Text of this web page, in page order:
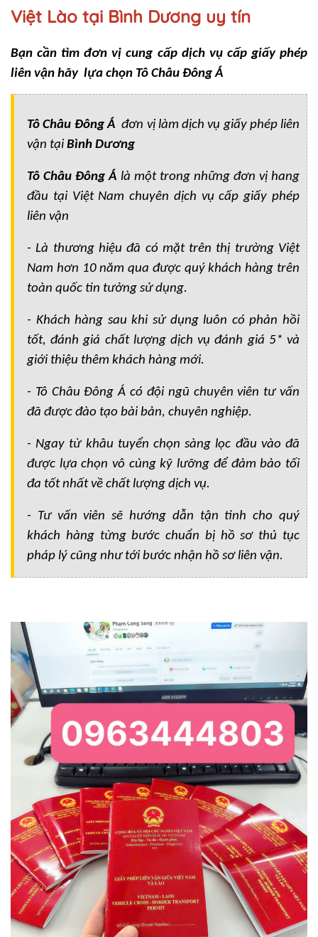
Việt Lào tại Bình Dương uy tín
Bạn cần tìm đơn vị cung cấp dịch vụ cấp giấy phép
liên vận hãy lựa chọn Tô Châu Đông Á
Tô Châu Đông Á đơn vị làm dịch vụ giấy phép liên
vận tại Bình Dương
Tô Châu Đông Á là một trong những đơn vị hang
đầu tại Việt Nam chuyên dịch vụ cấp giấy phép
liên vận
- Là thương hiệu đã có mặt trên thị trường Việt
Nam hơn 10 năm qua được quý khách hàng trên
toàn quốc tin tưởng sử dụng.
- Khách hàng sau khi sử dụng luôn có phản hồi
tốt, đánh giá chất lượng dịch vụ đánh giá 5* và
giới thiệu thêm khách hàng mới.
- Tô Châu Đông Á có đội ngũ chuyên viên tư vấn
đã được đào tạo bài bản, chuyên nghiệp.
- Ngay từ khâu tuyển chọn sàng lọc đầu vào đã
được lựa chọn vô cùng kỹ lưỡng để đảm bảo tối
đa tốt nhất về chất lượng dịch vụ.
- Tư vấn viên sẽ hướng dẫn tận tình cho quý
khách hàng từng bước chuẩn bị hồ sơ thủ tục
pháp lý cũng như tới bước nhận hồ sơ liên vận.